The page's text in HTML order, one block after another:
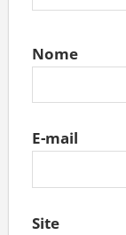
Nome
E-mail
Site